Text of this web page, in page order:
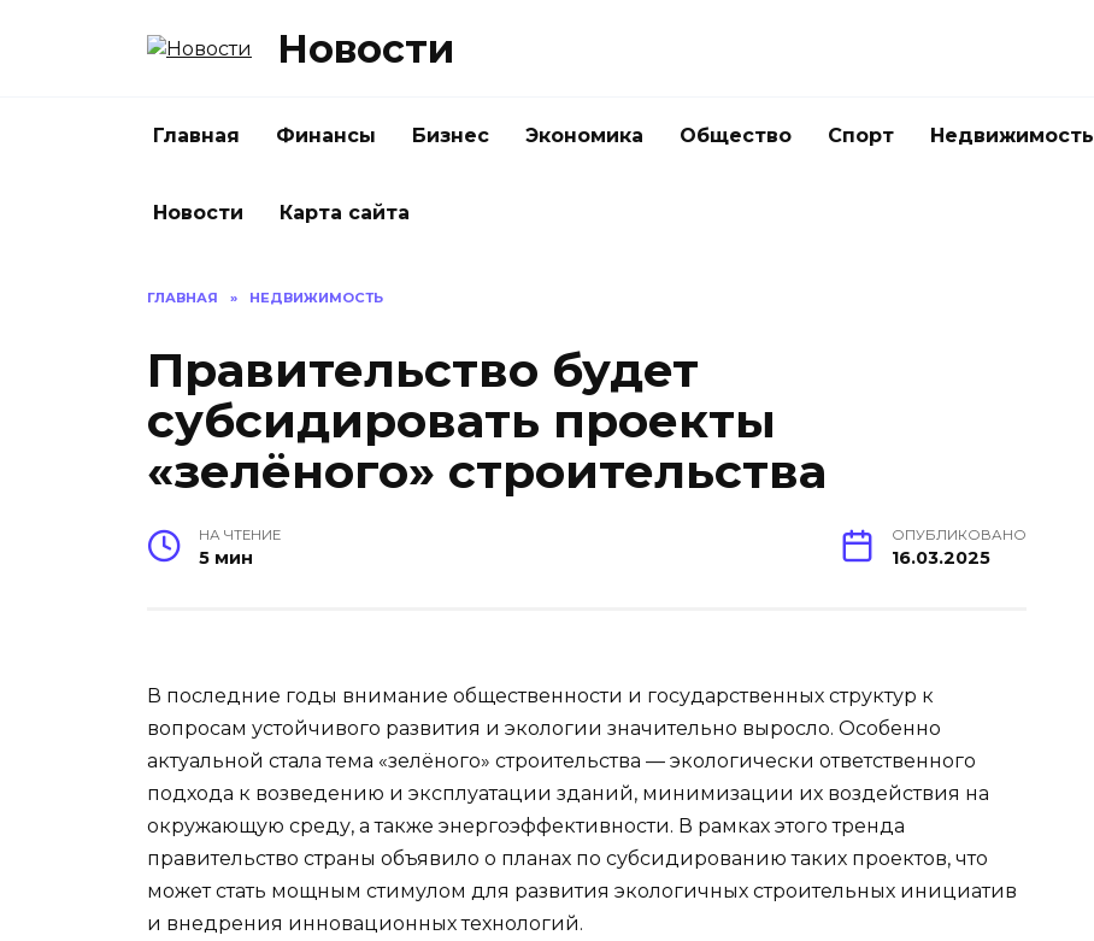
Новости
Главная Финансы Бизнес Экономика Общество Спорт Недвижимость
Новости Карта сайта
ГЛАВНАЯ » НЕДВИЖИМОСТЬ
Правительство будет
субсидировать проекты
«зелёного» строительства
НА ЧТЕНИЕ
5 мин
ОПУБЛИКОВАНО
16.03.2025
В последние годы внимание общественности и государственных структур к
вопросам устойчивого развития и экологии значительно выросло. Особенно
актуальной стала тема «зелёного» строительства — экологически ответственного
подхода к возведению и эксплуатации зданий, минимизации их воздействия на
окружающую среду, а также энергоэффективности. В рамках этого тренда
правительство страны объявило о планах по субсидированию таких проектов, что
может стать мощным стимулом для развития экологичных строительных инициатив
и внедрения инновационных технологий.